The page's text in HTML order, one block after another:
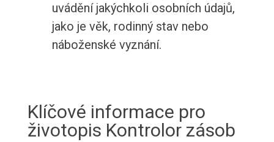
uvádění jakýchkoli osobních údajů,
jako je věk, rodinný stav nebo
náboženské vyznání.
Klíčové informace pro
životopis Kontrolor zásob